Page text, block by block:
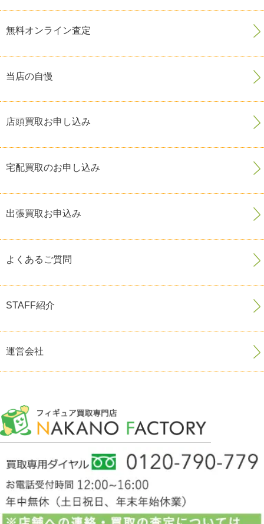
無料オンライン査定
当店の自慢
店頭買取お申し込み
宅配買取のお申し込み
出張買取お申込み
よくあるご質問
STAFF紹介
運営会社